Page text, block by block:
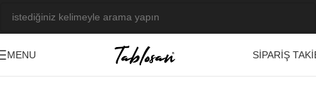
MENU
SIPARIŞ